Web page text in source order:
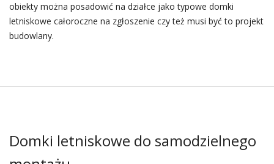
obiekty można posadowić na działce jako typowe domki
letniskowe całoroczne na zgłoszenie czy też musi być to projekt
budowlany.
Domki letniskowe do samodzielnego